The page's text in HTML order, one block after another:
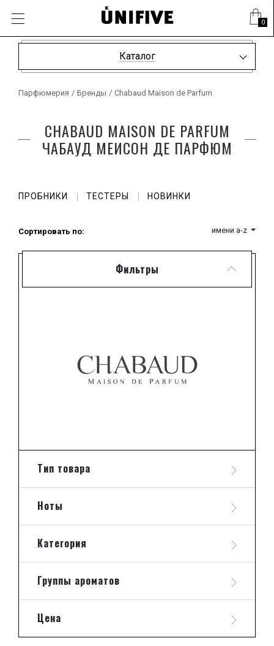
0
Каталог
Парфюмерия / Бренды / Chabaud Maison de Parfum
CHABAUD MAISON DE PARFUM
ЧАБАУД МЕИСОН ДЕ ПАРФЮМ
ПРОБНИКИ ТЕСТЕРЫ НОВИНКИ
Фильтры
Тип товара
Ноты
Категория
Группы ароматов
Цена
Сортировать по: имени a-z